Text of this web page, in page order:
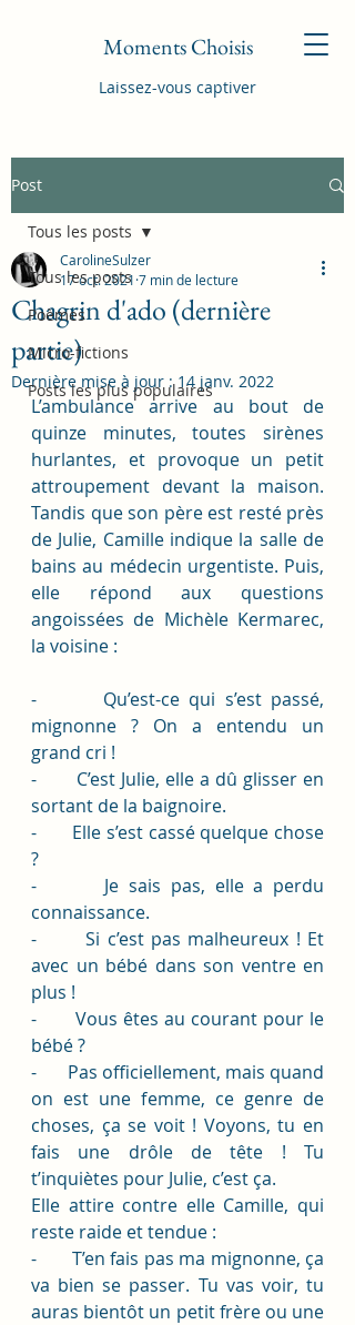
Moments Choisis
Laissez-vous captiver
Post
Tous les posts
Poèmes
Micro-fictions
Posts les plus populaires
Tous les posts
Chagrin d'ado (dernière
partie)
CarolineSulzer
17 oct. 2021 7 min de lecture
Dernière mise à jour :14 janv. 2022
L’ambulance arrive au bout de
quinze minutes, toutes sirènes
hurlantes, et provoque un petit
attroupement devant la maison.
Tandis que son père est resté près
de Julie, Camille indique la salle de
bains au médecin urgentiste. Puis,
elle répond aux questions
angoissées de Michèle Kermarec,
la voisine :
-       Qu’est-ce qui s’est passé,
mignonne ? On a entendu un
grand cri !
-       C’est Julie, elle a dû glisser en
sortant de la baignoire.
-       Elle s’est cassé quelque chose
?
-       Je sais pas, elle a perdu
connaissance.
-       Si c’est pas malheureux ! Et
avec un bébé dans son ventre en
plus !
-       Vous êtes au courant pour le
bébé ?
-       Pas officiellement, mais quand
on est une femme, ce genre de
choses, ça se voit ! Voyons, tu en
fais une drôle de tête ! Tu
t’inquiètes pour Julie, c’est ça.
Elle attire contre elle Camille, qui
reste raide et tendue :
-       T’en fais pas ma mignonne, ça
va bien se passer. Tu vas voir, tu
auras bientôt un petit frère ou une